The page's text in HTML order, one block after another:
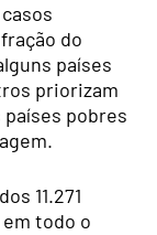
do
países
priorizam
pobres
11.271
todo o